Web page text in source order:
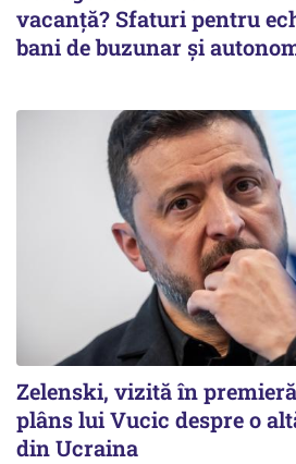
vacanță? Sfaturi pentru
bani de buzunar și
Zelenski, vizită în
plâns lui Vucic despre o
din Ucraina